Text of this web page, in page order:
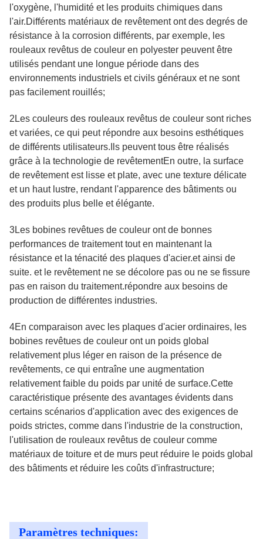
l'oxygène, l'humidité et les produits chimiques dans
l'air.Différents matériaux de revêtement ont des degrés de
résistance à la corrosion différents, par exemple, les
rouleaux revêtus de couleur en polyester peuvent être
utilisés pendant une longue période dans des
environnements industriels et civils généraux et ne sont
pas facilement rouillés;
2Les couleurs des rouleaux revêtus de couleur sont riches
et variées, ce qui peut répondre aux besoins esthétiques
de différents utilisateurs.Ils peuvent tous être réalisés
grâce à la technologie de revêtementEn outre, la surface
de revêtement est lisse et plate, avec une texture délicate
et un haut lustre, rendant l'apparence des bâtiments ou
des produits plus belle et élégante.
3Les bobines revêtues de couleur ont de bonnes
performances de traitement tout en maintenant la
résistance et la ténacité des plaques d'acier.et ainsi de
suite. et le revêtement ne se décolore pas ou ne se fissure
pas en raison du traitement.répondre aux besoins de
production de différentes industries.
4En comparaison avec les plaques d'acier ordinaires, les
bobines revêtues de couleur ont un poids global
relativement plus léger en raison de la présence de
revêtements, ce qui entraîne une augmentation
relativement faible du poids par unité de surface.Cette
caractéristique présente des avantages évidents dans
certains scénarios d'application avec des exigences de
poids strictes, comme dans l'industrie de la construction,
l'utilisation de rouleaux revêtus de couleur comme
matériaux de toiture et de murs peut réduire le poids global
des bâtiments et réduire les coûts d'infrastructure;
Paramètres techniques: